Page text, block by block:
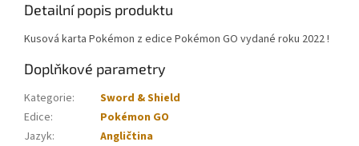
Detailní popis produktu
Kusová karta Pokémon z edice Pokémon GO vydané roku 2022 !
Doplňkové parametry
Kategorie:
Sword & Shield
Edice:
Pokémon GO
Jazyk:
Angličtina